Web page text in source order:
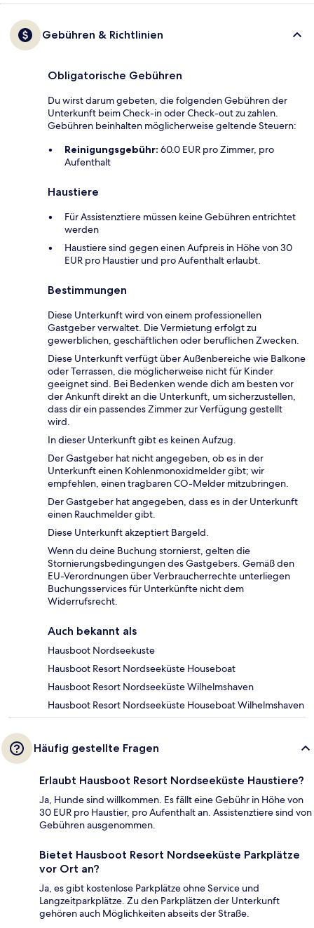
Gebühren & Richtlinien
Obligatorische Gebühren
Du wirst darum gebeten, die folgenden Gebühren der
Unterkunft beim Check-in oder Check-out zu zahlen.
Gebühren beinhalten möglicherweise geltende Steuern:
Reinigungsgebühr: 60.0 EUR pro Zimmer, pro
Aufenthalt
Haustiere
Für Assistenztiere müssen keine Gebühren entrichtet
werden
Haustiere sind gegen einen Aufpreis in Höhe von 30
EUR pro Haustier und pro Aufenthalt erlaubt.
Bestimmungen
Diese Unterkunft wird von einem professionellen
Gastgeber verwaltet. Die Vermietung erfolgt zu
gewerblichen, geschäftlichen oder beruflichen Zwecken.
Diese Unterkunft verfügt über Außenbereiche wie Balkone
oder Terrassen, die möglicherweise nicht für Kinder
geeignet sind. Bei Bedenken wende dich am besten vor
der Ankunft direkt an die Unterkunft, um sicherzustellen,
dass dir ein passendes Zimmer zur Verfügung gestellt
wird.
In dieser Unterkunft gibt es keinen Aufzug.
Der Gastgeber hat nicht angegeben, ob es in der
Unterkunft einen Kohlenmonoxidmelder gibt; wir
empfehlen, einen tragbaren CO-Melder mitzubringen.
Der Gastgeber hat angegeben, dass es in der Unterkunft
einen Rauchmelder gibt.
Diese Unterkunft akzeptiert Bargeld.
Wenn du deine Buchung stornierst, gelten die
Stornierungsbedingungen des Gastgebers. Gemäß den
EU-Verordnungen über Verbraucherrechte unterliegen
Buchungsservices für Unterkünfte nicht dem
Widerrufsrecht.
Auch bekannt als
Hausboot Nordseekuste
Hausboot Resort Nordseeküste Houseboat
Hausboot Resort Nordseeküste Wilhelmshaven
Hausboot Resort Nordseeküste Houseboat Wilhelmshaven
Häufig gestellte Fragen
Erlaubt Hausboot Resort Nordseeküste Haustiere?
Ja, Hunde sind willkommen. Es fällt eine Gebühr in Höhe von
30 EUR pro Haustier, pro Aufenthalt an. Assistenztiere sind von
Gebühren ausgenommen.
Bietet Hausboot Resort Nordseeküste Parkplätze
vor Ort an?
Ja, es gibt kostenlose Parkplätze ohne Service und
Langzeitparkplätze. Zu den Parkplätzen der Unterkunft
gehören auch Möglichkeiten abseits der Straße.